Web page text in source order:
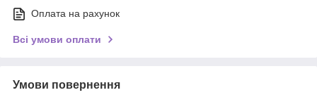
Оплата на рахунок
Всі умови оплати
Умови повернення